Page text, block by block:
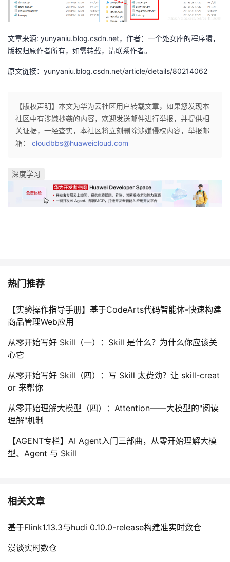
我
的
我
证
实
验
的
收
的
术
持
我
云
建
议
文章来源: yunyaniu.blog.csdn.net，作者：一个处女座的程序猿，
版权归原作者所有，如需转载，请联系作者。
原文链接：yunyaniu.blog.csdn.net/article/details/80214062
【版权声明】本文为华为云社区用户转载文章，如果您发现本
社区中有涉嫌抄袭的内容，欢迎发送邮件进行举报，并提供相
关证据，一经查实，本社区将立刻删除涉嫌侵权内容，举报邮
箱： cloudbbs@huaweicloud.com
深度学习
热门推荐
【实验操作指导手册】基于CodeArts代码智能体-快速构建
商品管理Web应用
从零开始写好 Skill（一）：Skill 是什么？为什么你应该关
心它
从零开始写好 Skill（四）：写 Skill 太费劲？让 skill-creat
or 来帮你
从零开始理解大模型（四）：Attention——大模型的"阅读
理解"机制
【AGENT专栏】AI Agent入门三部曲，从零开始理解大模
型、Agent 与 Skill
相关文章
基于Flink1.13.3与hudi 0.10.0-release构建准实时数仓
漫谈实时数仓